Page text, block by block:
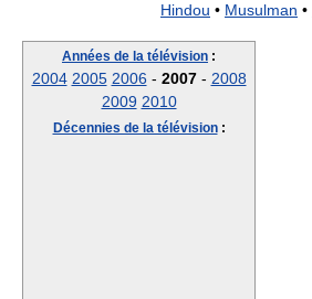
Hindou • Musulman •
Années de la télévision :
2004 2005 2006- 2007- 2008
2009 2010
Décennies de la télévision: